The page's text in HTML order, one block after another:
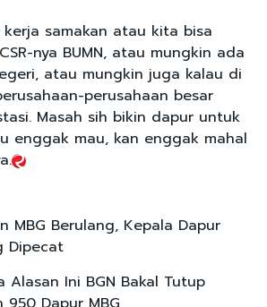
kerja samakan atau kita bisa
nya BUMN, atau mungkin ada
atau mungkin juga kalau di
perusahaan besar
Masah sih bikin dapur untuk
enggak mau, kan enggak mahal
MBG Berulang, Kepala Dapur
Dipecat
Alasan Ini BGN Bakal Tutup